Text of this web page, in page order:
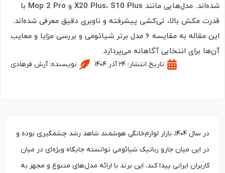
شده‌اند. مدل‌هایی مانند X20 Plus، S10 Plus و Mop 2 Pro با
مکش بالا، تی‌کشی پیشرفته و ناوبری دقیق معرفی شده‌اند.
این مقاله به مقایسه ۶ مدل برتر شیائومی و بررسی مزایا و معایب
برای انتخابی آگاهانه می‌پردازد.
تاریخ انتشار: ۲۴ آذر ۱۴۰۴ نویسنده:آرش فرهادی
در سال ۱۴۰۴، بازار لوازم‌خانگی هوشمند شاهد رشد چشمگیری بوده و
در این میان جارو رباتیک شیائومی توانسته جایگاه ویژه‌ای در میان
کاربران ایرانی پیدا کند. این برند با ارائه مدل‌های متنوع و مجهز به